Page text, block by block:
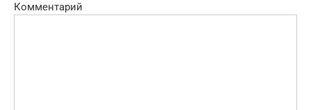
Комментарий